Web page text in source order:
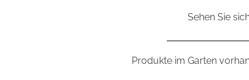
Sehen Sie
Produkte im Garten